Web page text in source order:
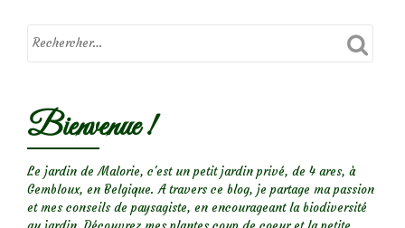
Bienvenue !
Le jardin de Malorie, c'est un petit jardin privé, de 4 ares, à
Gembloux, en Belgique. A travers ce blog, je partage ma passion
et mes conseils de paysagiste, en encourageant la biodiversité